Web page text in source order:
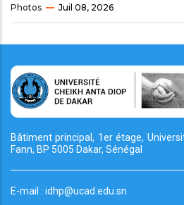
Photos Juil 08, 2026
Bâtiment principal, 1er étage,
Fann, BP 5005 Dakar, Sénégal
E-mail : idhp@ucad.edu.sn